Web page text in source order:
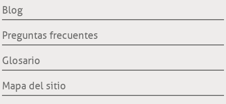
Filiales internacionales
Blog
Preguntas frecuentes
Glosario
Mapa del sitio